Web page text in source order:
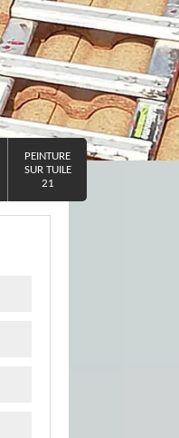
PEINTURE
SUR TUILE
21